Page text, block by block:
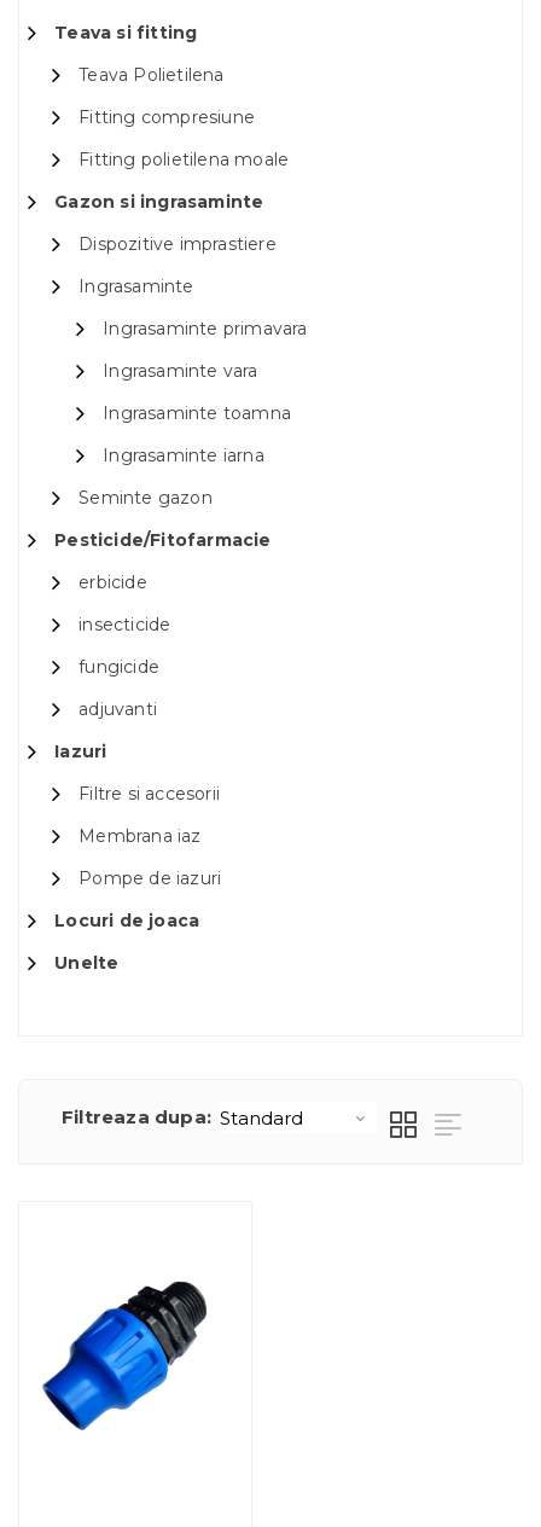
Teava si fitting
Teava Polietilena
Fitting compresiune
Fitting polietilena moale
Gazon si ingrasaminte
Dispozitive imprastiere
Ingrasaminte
Ingrasaminte primavara
Ingrasaminte vara
Ingrasaminte toamna
Ingrasaminte iarna
Seminte gazon
Pesticide/Fitofarmacie
erbicide
insecticide
fungicide
adjuvanti
Iazuri
Filtre si accesorii
Membrana iaz
Pompe de iazuri
Locuri de joaca
Unelte
Filtreaza dupa: